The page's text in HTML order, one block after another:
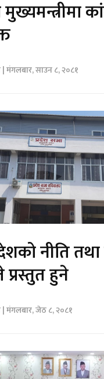
मंगलबार, साउन ८, २०८१
नीति तथा
हुने
मंगलबार, जेठ ८, २०८१